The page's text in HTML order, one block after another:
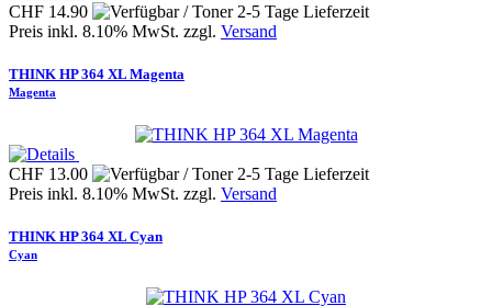
CHF 14.90
Preis inkl. 8.10% MwSt. zzgl. Versand
THINK HP 364 XL Magenta
Magenta
CHF 13.00
Preis inkl. 8.10% MwSt. zzgl. Versand
THINK HP 364 XL Cyan
Cyan